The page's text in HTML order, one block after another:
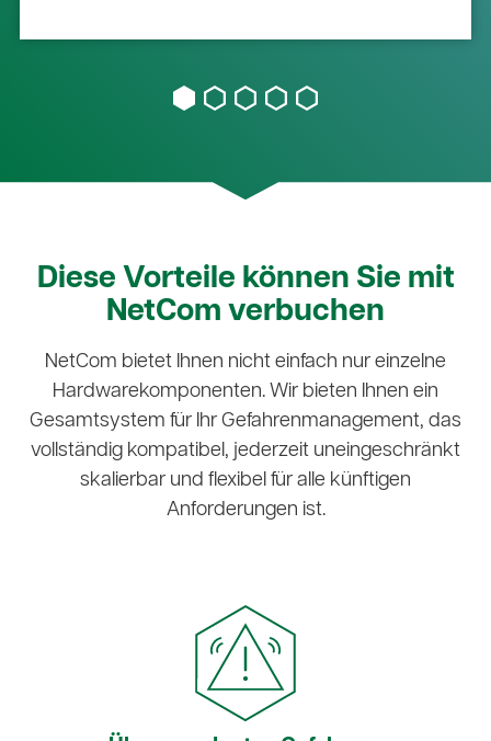
Diese Vorteile können Sie mit
NetCom verbuchen
NetCom bietet Ihnen nicht einfach nur einzelne
Hardwarekomponenten. Wir bieten Ihnen ein
Gesamtsystem für Ihr Gefahrenmanagement, das
vollständig kompatibel, jederzeit uneingeschränkt
skalierbar und flexibel für alle künftigen
Anforderungen ist.